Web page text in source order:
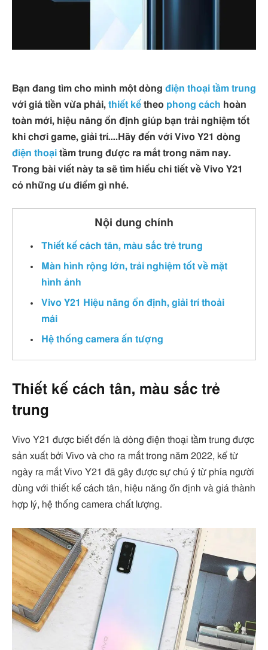
Bạn đang tìm cho mình một dòng điện thoại tầm trung
với giá tiền vừa phải, thiết kế theo phong cách hoàn
toàn mới, hiệu năng ổn định giúp bạn trải nghiệm tốt
khi chơi game, giải trí….Hãy đến với Vivo Y21 dòng
điện thoại tầm trung được ra mắt trong năm nay.
Trong bài viết này ta sẽ tìm hiểu chi tiết về Vivo Y21
có những ưu điểm gì nhé.
Nội dung chính
Thiết kế cách tân, màu sắc trẻ trung
Màn hình rộng lớn, trải nghiệm tốt về mặt
hình ảnh
Vivo Y21 Hiệu năng ổn định, giải trí thoải
mái
Hệ thống camera ấn tượng
Thiết kế cách tân, màu sắc trẻ
trung
Vivo Y21 được biết đến là dòng điện thoại tầm trung được
sản xuất bởi Vivo và cho ra mắt trong năm 2022, kể từ
ngày ra mắt Vivo Y21 đã gây được sự chú ý từ phía người
dùng với thiết kế cách tân, hiệu năng ổn định và giá thành
hợp lý, hệ thống camera chất lượng.